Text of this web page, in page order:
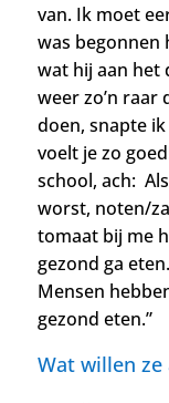
van. Ik moet
was begonnen
wat hij aan het
weer zo’n raar
doen, snapte
voelt je zo
school, ach:
worst, noten/
tomaat bij me
gezond ga
Mensen
gezond eten.”
Wat willen ze